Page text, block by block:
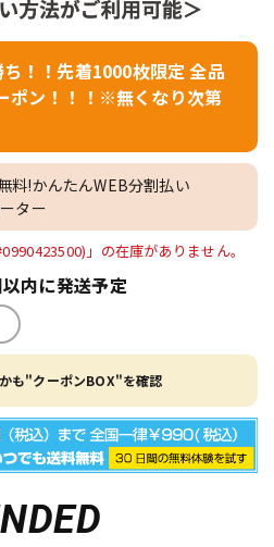
！！先着1000枚限定 全品
ポン！！！※無くなり次第
料!かんたんWEB分割払い
ター
」の在庫がありません。
内に発送予定
も"クーポンBOX"を確認